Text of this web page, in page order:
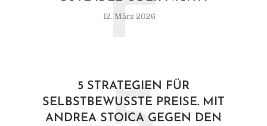
12. März 2026
5 STRATEGIEN FÜR
SELBSTBEWUSSTE PREISE. MIT
ANDREA STOICA GEGEN DEN